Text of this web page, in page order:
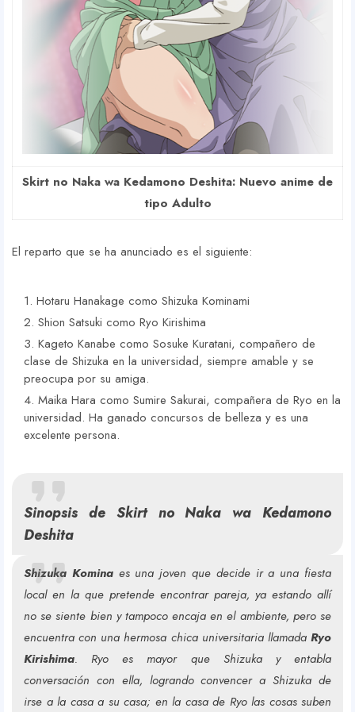
Skirt no Naka wa Kedamono Deshita: Nuevo anime de
tipo Adulto
El reparto que se ha anunciado es el siguiente:
Hotaru Hanakage como Shizuka Kominami
Shion Satsuki como Ryo Kirishima
Kageto Kanabe como Sosuke Kuratani, compañero de
clase de Shizuka en la universidad, siempre amable y se
preocupa por su amiga.
Maika Hara como Sumire Sakurai, compañera de Ryo en la
universidad. Ha ganado concursos de belleza y es una
excelente persona.
Sinopsis de Skirt no Naka wa Kedamono
Deshita
Shizuka Kominaes una joven que decide ir a una fiesta
local en la que pretende encontrar pareja, ya estando allí
no se siente bien y tampoco encaja en el ambiente, pero se
encuentra con una hermosa chica universitaria llamadaRyo
Kirishima. Ryo es mayor que Shizuka y entabla
conversación con ella, logrando convencer a Shizuka de
irse a la casa a su casa; en la casa de Ryo las cosas suben